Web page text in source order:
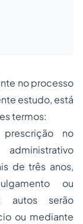
no processo
estudo, está
termos:
no
de três anos,
ou
autos serão
ou mediante